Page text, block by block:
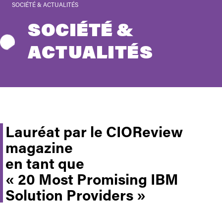
SOCIÉTÉ & ACTUALITÉS
SOCIÉTÉ &
ACTUALITÉS
Lauréat par le CIOReview
magazine
en tant que
« 20 Most Promising IBM
Solution Providers »